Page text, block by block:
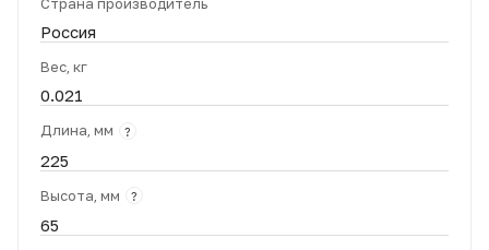
Россия
Вес, кг
0.021
Длина, мм ?
225
Высота, мм ?
65